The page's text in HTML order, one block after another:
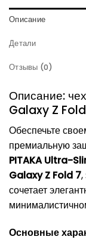
Описание
Детали
Отзывы (0)
Описание:
Galaxy Z
Обеспечьте
премиальную
PITAKA Ultra-
Galaxy Z Fold 7,
сочетает
Основные